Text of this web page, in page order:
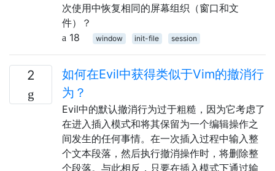
次使用中恢复相同的屏幕组织（窗口和文
件）？
18
window init-file session
2
如何在Evil中获得类似于Vim的撤消行
为？
Evil中的默认撤消行为过于粗糙，因为它考虑了
在进入插入模式和将其保留为一个编辑操作之
间发生的任何事情。在一次插入过程中输入整
个文本段落，然后执行撤消操作时，将删除整
个段落。与此相反，只要在插入模式下通过输